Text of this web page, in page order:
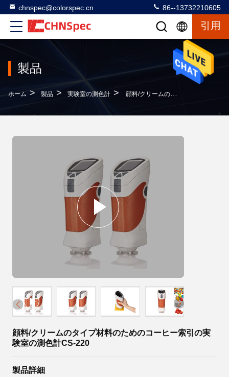
chnspec@colorspec.cn 86--13732210605
引用
製品
ホーム > 製品 > 実験室の測色計 > 顔料/クリームのタイプ材料のためのコーヒー索引の実験室の測色計CS-220
顔料/クリームのタイプ材料のためのコーヒー索引の実
験室の測色計CS-220
製品詳細